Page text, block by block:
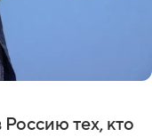
Россию тех, кто